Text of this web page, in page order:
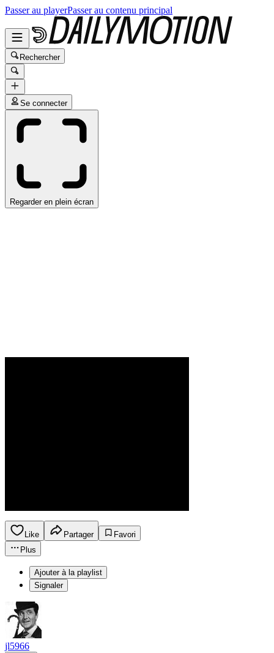
Passer au playerPasser au contenu principal
Rechercher
Se connecter
Regarder en plein écran
Like Partager
Favori
Plus
Ajouter à la playlist
Signaler
jl5966